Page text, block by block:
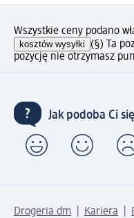
Wszystkie ceny podano
kosztów wysyłki (§) Ta
pozycję nie otrzymasz
Jak podoba Ci
Drogeria dm Kariera